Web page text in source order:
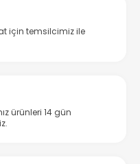
için temsilcimiz ile
ürünleri 14 gün